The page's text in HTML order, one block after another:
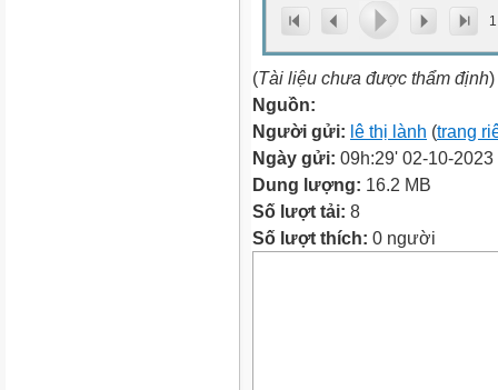
1
(Tài liệu chưa được thẩm định)
Nguồn:
Người gửi: lê thị lành (trang
Ngày gửi: 09h:29' 02-10-2023
Dung lượng: 16.2 MB
Số lượt tải: 8
Số lượt thích: 0 người